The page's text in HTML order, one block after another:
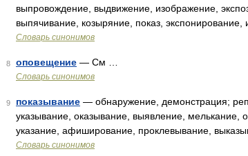
выпровождение, выдвижение, изображение,
выпячивание, козыряние, показ, экспонирование,
Словарь синонимов
8 оповещение — См …
Словарь синонимов
9 показывание — обнаружение, демонстрация;
указывание, оказывание, выявление, мелькание,
указание, афиширование, проклевывание,
Словарь синонимов